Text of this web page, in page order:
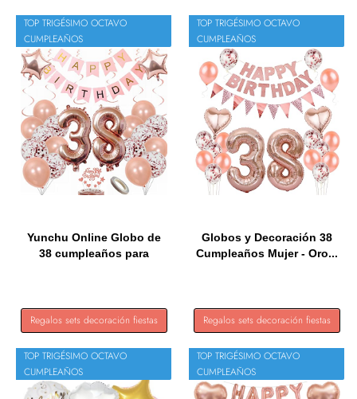
TOP TRIGÉSIMO OCTAVO
CUMPLEAÑOS
Yunchu Online Globo de
38 cumpleaños para
Regalos sets decoración fiestas
TOP TRIGÉSIMO OCTAVO
CUMPLEAÑOS
Globos y Decoración 38
Cumpleaños Mujer - Oro...
Regalos sets decoración fiestas
TOP TRIGÉSIMO OCTAVO
CUMPLEAÑOS
TOP TRIGÉSIMO OCTAVO
CUMPLEAÑOS